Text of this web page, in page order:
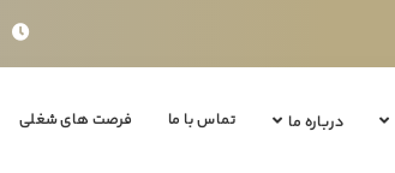
درباره ما تماس با ما فرصت های شغلی